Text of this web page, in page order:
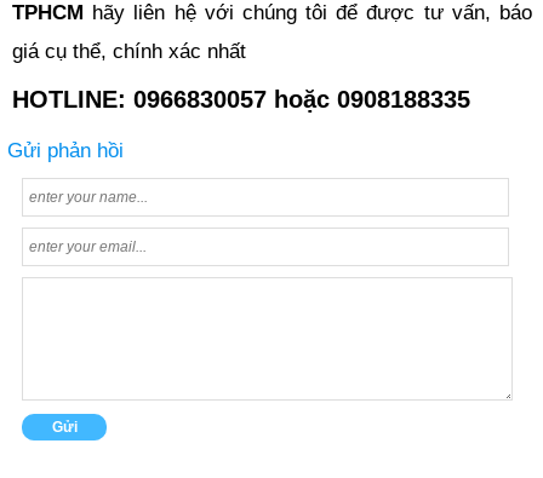
TPHCM hãy liên hệ với chúng tôi để được tư vấn, báo
giá cụ thể, chính xác nhất
HOTLINE: 0966830057 hoặc 0908188335
Gửi phản hồi